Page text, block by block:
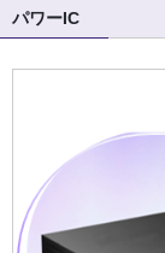
パワーIC